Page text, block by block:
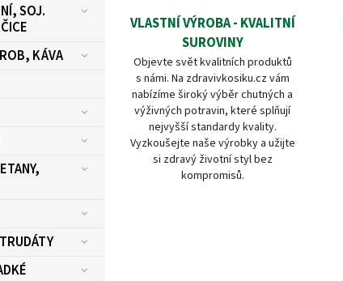
SOJ.
KÁVA
VLASTNÍ VÝROBA - KVALITNÍ
SUROVINY
Objevte svět kvalitních produktů
s námi. Na zdravivkosiku.cz vám
nabízíme široký výběr chutných a
výživných potravin, které splňují
nejvyšší standardy kvality.
Vyzkoušejte naše výrobky a užijte
si zdravý životní styl bez
kompromisů.